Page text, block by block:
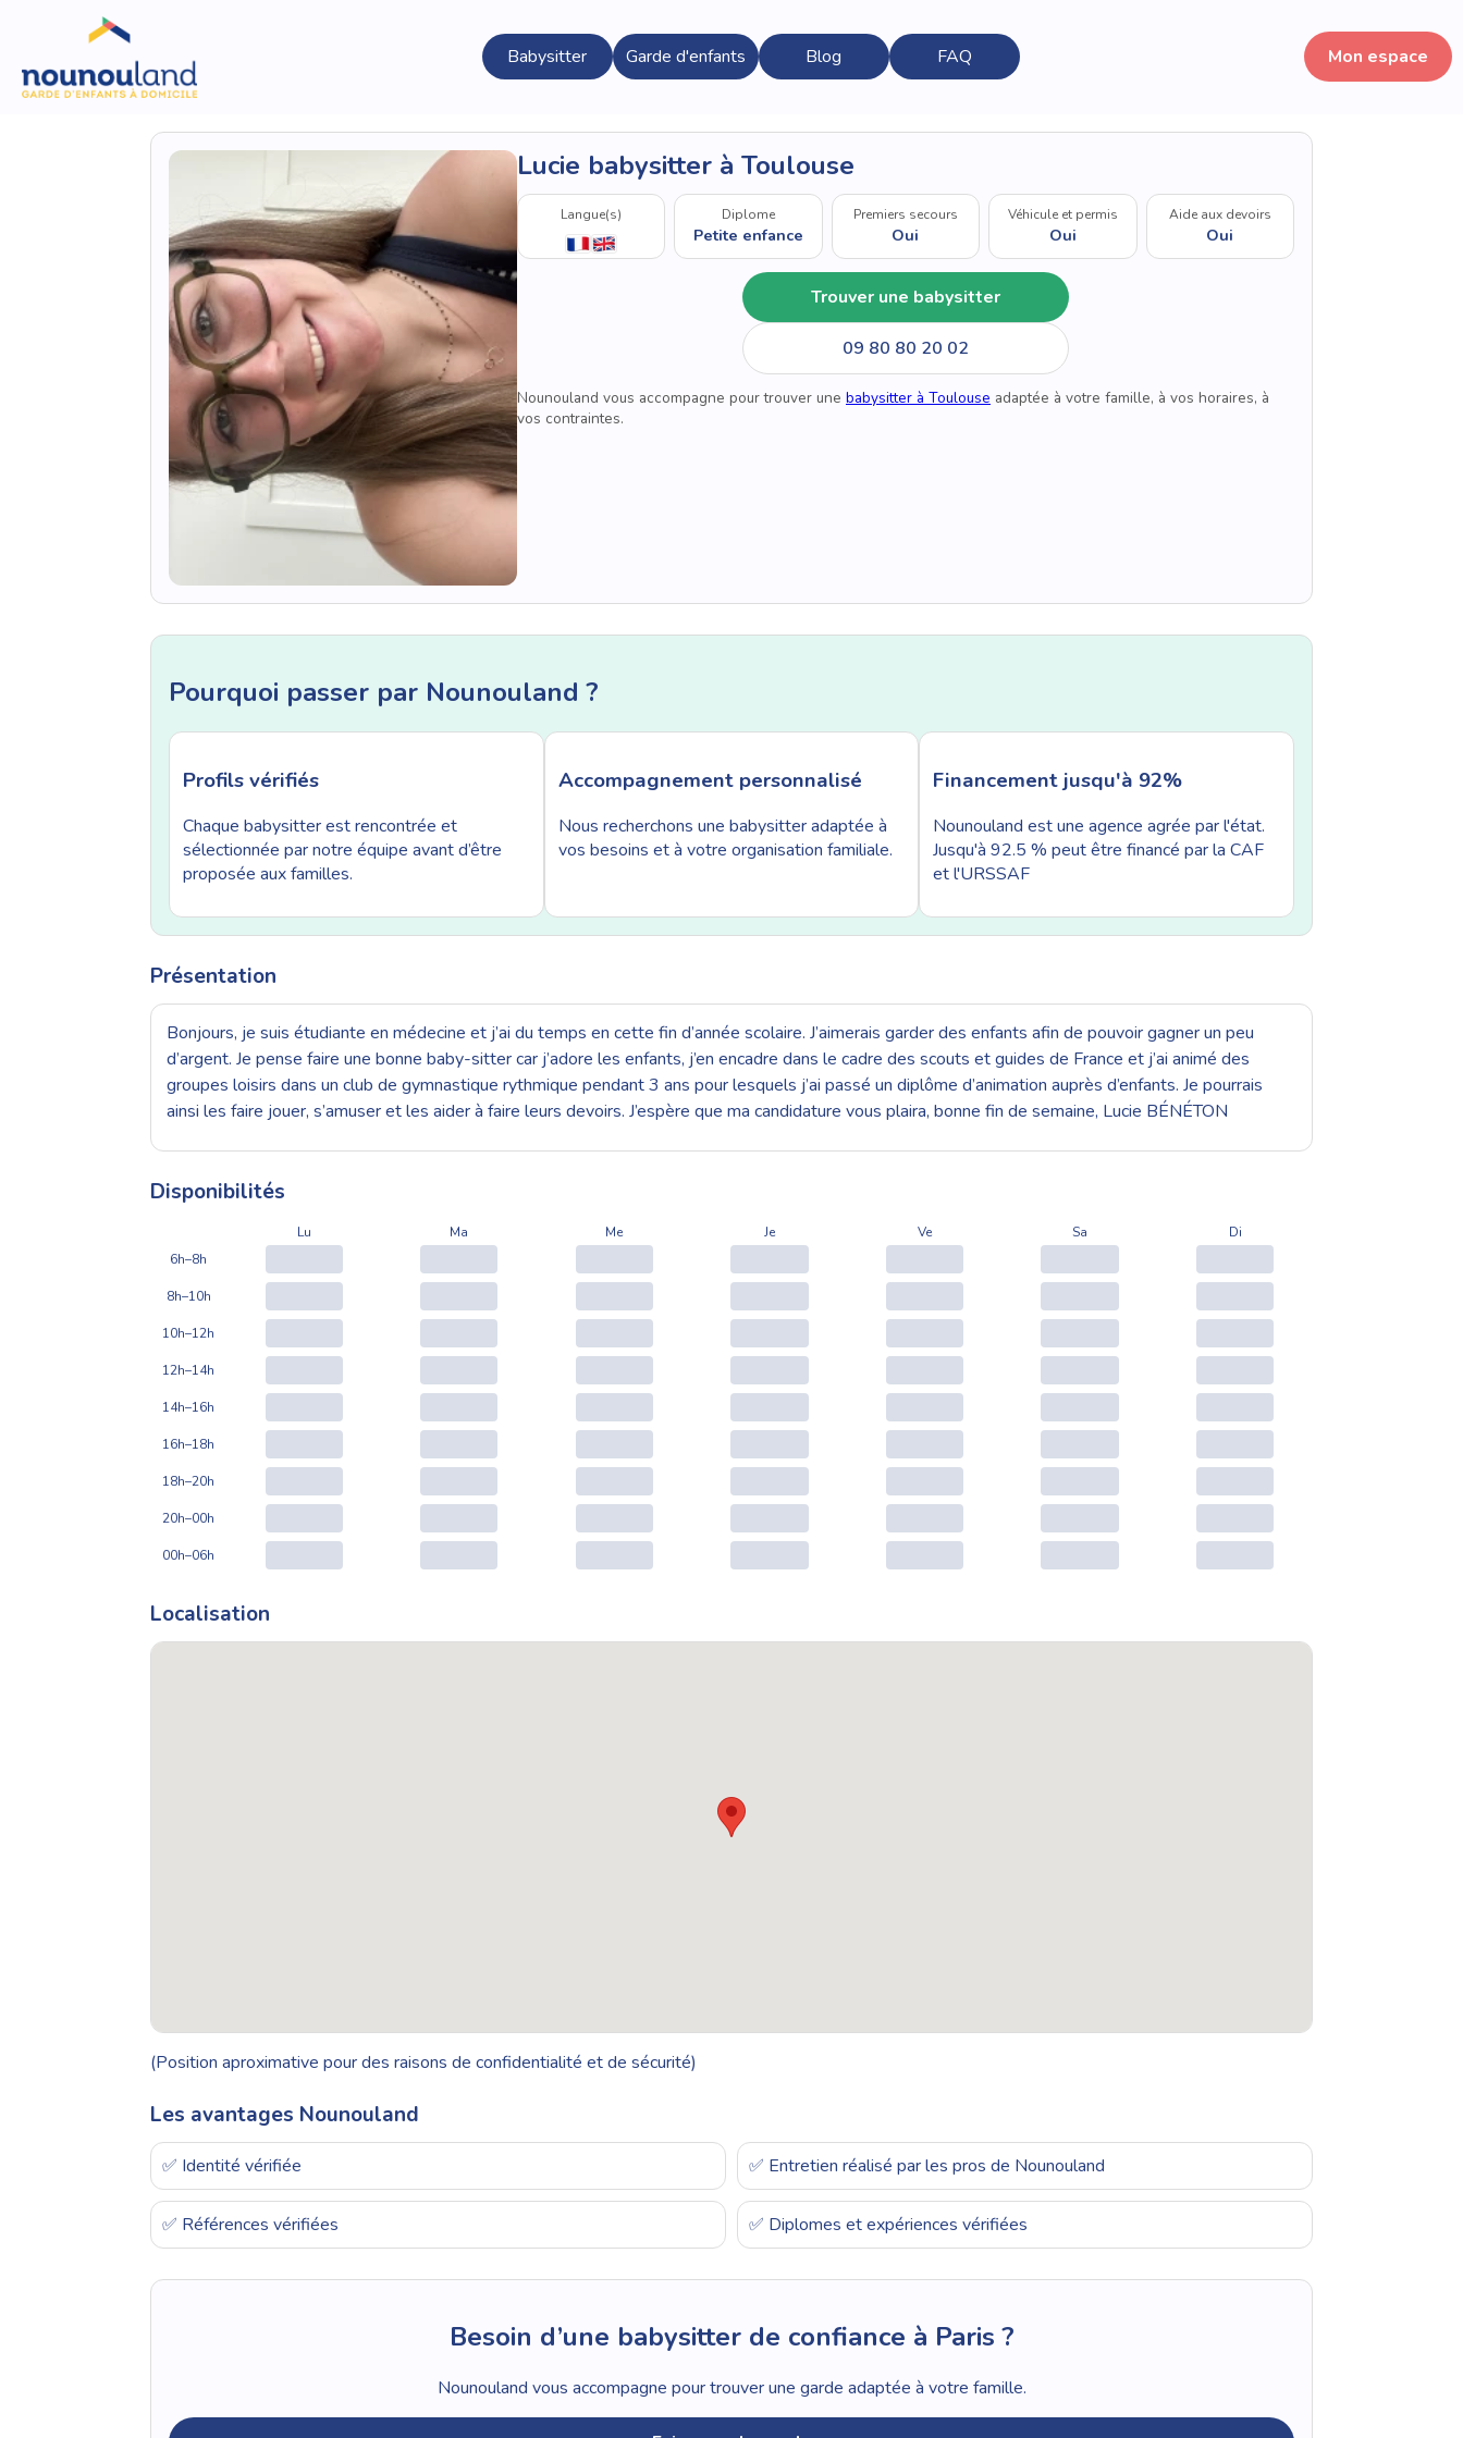
Babysitter Garde d'enfants Blog FAQ Mon espace
Lucie babysitter à Toulouse
Langue(s) Diplome
Petite enfance
Premiers secours
Oui
Véhicule et permis
Oui
Aide aux devoirs
Oui
Trouver une babysitter
09 80 80 20 02
Nounouland vous accompagne pour trouver une babysitter à Toulouse adaptée à votre famille, à vos horaires, à
vos contraintes.
Pourquoi passer par Nounouland ?
Profils vérifiés
Chaque babysitter est rencontrée et
sélectionnée par notre équipe avant d’être
proposée aux familles.
Accompagnement personnalisé
Nous recherchons une babysitter adaptée à
vos besoins et à votre organisation familiale.
Financement jusqu'à 92%
Nounouland est une agence agrée par l'état.
Jusqu'à 92.5 % peut être financé par la CAF
et l'URSSAF
Présentation
Bonjours, je suis étudiante en médecine et j’ai du temps en cette fin d’année scolaire. J’aimerais garder des enfants afin de pouvoir gagner un peu
d’argent. Je pense faire une bonne baby-sitter car j’adore les enfants, j’en encadre dans le cadre des scouts et guides de France et j’ai animé des
groupes loisirs dans un club de gymnastique rythmique pendant 3 ans pour lesquels j’ai passé un diplôme d’animation auprès d’enfants. Je pourrais
ainsi les faire jouer, s’amuser et les aider à faire leurs devoirs. J’espère que ma candidature vous plaira, bonne fin de semaine, Lucie BÉNÉTON
Disponibilités
Lu Ma Me Je Ve Sa
Di
6h–8h
8h–10h
10h–12h
12h–14h
14h–16h
16h–18h
18h–20h
20h–00h
00h–06h
Localisation
(Position aproximative pour des raisons de confidentialité et de sécurité)
Les avantages Nounouland
✅ Identité vérifiée ✅ Entretien réalisé par les pros de Nounouland
✅ Références vérifiées ✅ Diplomes et expériences vérifiées
Besoin d’une babysitter de confiance à Paris ?
Nounouland vous accompagne pour trouver une garde adaptée à votre famille.